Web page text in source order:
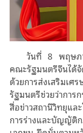
วันที่ 8 พฤษภ
คณะรัฐมนตรีจีนได้จั
ด้วยการส่งเสริม
รัฐมนตรีช่วยว่ากา
สื่อข่าวสถานีวิทยุแล
การร่างและบัญญัติก